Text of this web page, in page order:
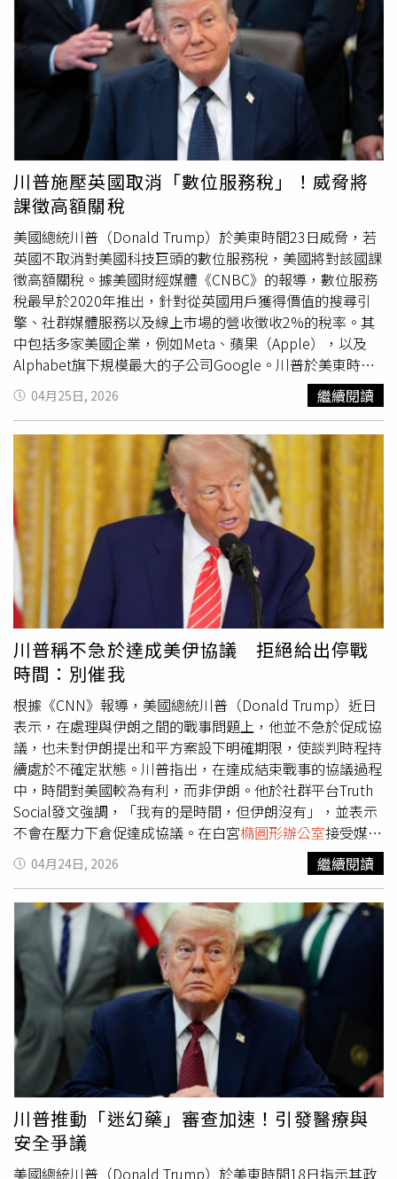
也提到伊朗目前軍事實力已遭削弱，並比喻其僅剩「玩具
槍」般的能力，認為德黑蘭「應該舉白旗投降」。他表示，
伊朗可能因顧及立場而未公開表態，但實際上已有結束戰事
的意向。在軍事行動方面，川普肯定美軍對伊朗港口的封鎖
措施，認為相關部署具備高度效果，並強調其防線嚴密，有
助於達成戰略目標。
川普施壓英國取消「數位服務稅」！威脅將
課徵高額關稅
美國總統川普（Donald Trump）於美東時間23日威脅，若
英國不取消對美國科技巨頭的數位服務稅，美國將對該國課
徵高額關稅。據美國財經媒體《CNBC》的報導，數位服務
稅最早於2020年推出，針對從英國用戶獲得價值的搜尋引
擎、社群媒體服務以及線上市場的營收徵收2%的稅率。其
中包括多家美國企業，例如Meta、蘋果（Apple），以及
Alphabet旗下規模最大的子公司Google。川普於美東時間
23日在
（Oval Office）發言時，批評那些試圖
藉由針對美國企業來「輕鬆賺錢」的人，「我們一直在關注
這件事，我們可以很輕易地應對，只要對英國課徵高額關稅
就可以，所以他們最好小心一點。如果他們不取消這項稅，
我們很可能會對英國課徵高額關稅。」但他未提供具體數
字。報導補充，執政的英國「工黨」（Labour Party）政府
先前曾為該稅收辯護，認為這是1項重要的財政措施，因為
在2024至2025財政年度，該稅約帶來8億英鎊的收入。當美
國與英國於去年5月達成貿易協議時，這項措施並未改變，
不過川普本月稍早對英國媒體《天空新聞》（Sky News）
表示，協議條款「隨時都可以改變。」川普的上述發言，是
他在過去數週猛烈批評英國首相施凱爾（Keir Starmer）後
發表的，而此時也正值英國國王查爾斯三世（King Charles
III）與王后卡蜜拉（Queen Camilla）即將展開為期4天的訪
美行程前。英國國王與王后預計於27日前往美國，並預期將
在白宮（White House）與川普會面。
04月25日, 2026 繼續閱讀
川普稱不急於達成美伊協議 拒絕給出停戰
時間：別催我
根據《CNN》報導，美國總統川普（Donald Trump）近日
表示，在處理與伊朗之間的戰事問題上，他並不急於促成協
議，也未對伊朗提出和平方案設下明確期限，使談判時程持
續處於不確定狀態。川普指出，在達成結束戰事的協議過程
中，時間對美國較為有利，而非伊朗。他於社群平台Truth
Social發文強調，「我有的是時間，但伊朗沒有」，並表示
不會在壓力下倉促達成協議。在白宮橢圓形辦公室接受媒體
提問時，川普進一步說明談判進度，強調「不要催促我」，
並指出伊朗目前正處於內部動盪之中，因此美方選擇給予對
方時間處理內部問題，「他們現在很混亂，所以我們想給他
們一點時間來解決一些問題。」他同時提到，美國對伊朗目
前實際領導者的情況並不明確。針對軍事層面，川普明確表
示不會對伊朗動用核武。不過，隨著荷莫茲海峽（Strait of
Hormuz）局勢升溫，他已下令美國海軍對任何在該海域布
設水雷的伊朗船隻採取強硬行動，包括「開火擊沉」。此
外，川普透露，他在談判中曾向伊朗提出「道德請求」，要
求對方不要處決8名女性示威者。然而，伊朗官員否認有計
畫處決女性抗議者的說法。對於川普指稱伊朗高層因內鬥而
分裂，伊朗總統裴澤斯基安（Masoud Pezeshkian）與國會
議長加利巴夫（Mohammad Bagher Ghalibaf）則發表一致
聲明，強調國內團結穩定，否認存在領導層分裂情況。另一
方面，多名知情人士透露，川普預計將在白宮參與部分以色
列與黎巴嫩的直接會談，而黎巴嫩為期10天的停火協議即將
04月24日, 2026 繼續閱讀
川普推動「迷幻藥」審查加速！引發醫療與
安全爭議
美國總統川普（Donald Trump）於美東時間18日指示其政